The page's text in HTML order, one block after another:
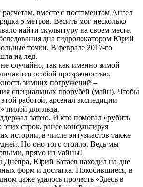
вместе с постаментом Ангел
5 метров. Весить мог несколько
найти скульптуру на своем месте.
дна гидролокатором Юрий
точки. В феврале 2017-го
на лед.
случайно, так как именно зимой
особой прозрачностью.
зимних погружений –
специальных прорубей (майн). Чтобы
работой, арсенал экспедиции
пилой для льда.
затею. И кто помогал «рубить
строк, ранее консультируя
истории, в числе энтузиастов также
Но оно того стоило. Ведь мы
прямо из майны!
Днепра, Юрий Батаев находил на дне
форм и достатка. Покосившиеся, в
даже удалось прочесть «Здесь в